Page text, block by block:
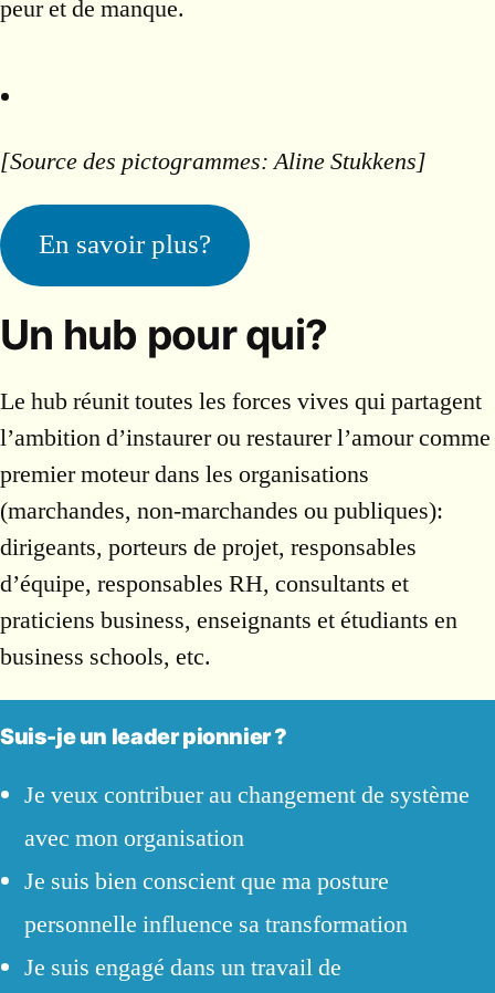
peur et de manque.
[Source des pictogrammes: Aline Stukkens]
En savoir plus?
Un hub pour qui?
Le hub réunit toutes les forces vives qui partagent
l’ambition d’instaurer ou restaurer l’amour comme
premier moteur dans les organisations
(marchandes, non-marchandes ou publiques):
dirigeants, porteurs de projet, responsables
d’équipe, responsables RH, consultants et
praticiens business, enseignants et étudiants en
business schools, etc.
Suis-je un leader pionnier ?
Je veux contribuer au changement de système
avec mon organisation
Je suis bien conscient que ma posture
personnelle influence sa transformation
Je suis engagé dans un travail de